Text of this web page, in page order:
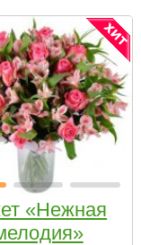
«Нежная